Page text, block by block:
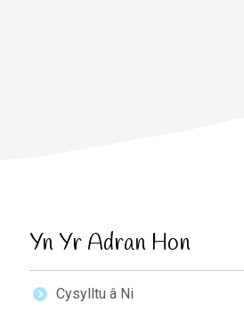
Yn Yr Adran Hon
Cysylltu â Ni